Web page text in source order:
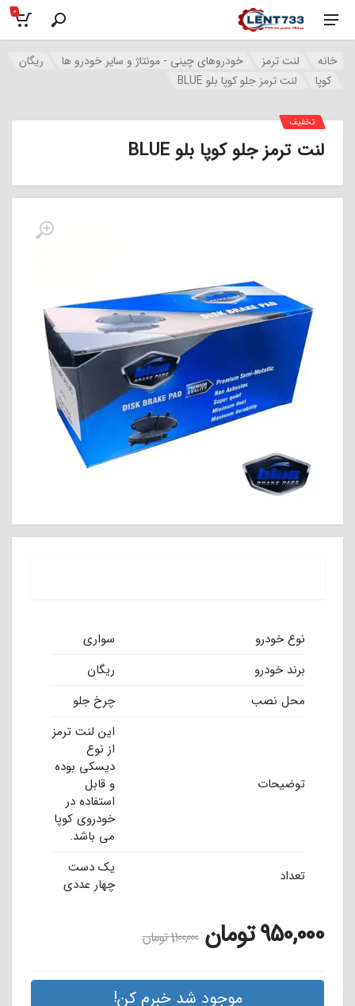
0
خانه لنت ترمز خودروهای چینی - مونتاژ و سایر خودرو ها
ریگان
کوپا
لنت ترمز جلو کوپا بلو BLUE
لنت ترمز جلو کوپا بلو BLUE
نوع خودرو
سواری
برند خودرو
ریگان
محل نصب
چرخ جلو
توضیحات
این لنت ترمز
از نوع
دیسکی بوده
و قابل
استفاده در
خودروی کوپا
می باشد.
تعداد
یک دست
چهار عددی
تخفیف
950,000تومان 1,100,000تومان
موجود شد خبرم کن!